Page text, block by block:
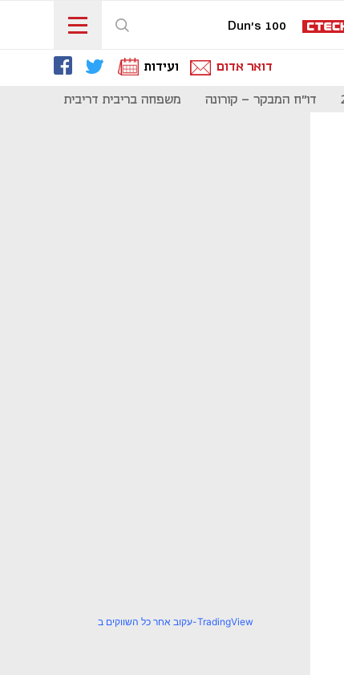
Dun's 100
דואר אדום ועידות
דו"ח המבקר - קורונה משפחה בריבית דריבית
עקוב אחר כל השווקים ב-TradingView